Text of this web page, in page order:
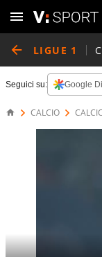
LIGUE 1
Seguici su: Google
CALCIO